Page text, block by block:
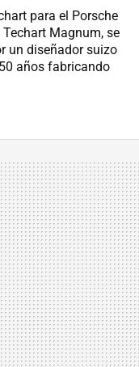
para el Porsche
Magnum, se
un diseñador suizo
años fabricando